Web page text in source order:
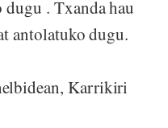
. Txanda hau
antolatuko dugu.
Karrikiri